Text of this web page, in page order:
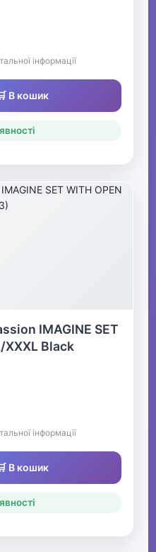
інформації
В кошик
IMAGINE SET
XXXL Black
інформації
В кошик